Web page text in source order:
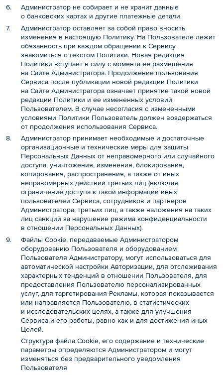
Администратор не собирает и не хранит данные
о банковских картах и другие платежные детали.
Администратор оставляет за собой право вносить
изменения в настоящую Политику. На Пользователе лежит
обязанность при каждом обращении к Сервису
знакомиться с текстом Политики. Новая редакция
Политики вступает в силу с момента ее размещения
на Сайте Администратора. Продолжение пользования
Сервиса после публикации новой редакции Политики
на Сайте Администратора означает принятие такой новой
редакции Политики и ее измененных условий
Пользователем. В случае несогласия с измененными
условиями Политики Пользователь должен воздержаться
от продолжения использования Сервиса.
Администратор принимает необходимые и достаточные
организационные и технические меры для защиты
Персональных Данных от неправомерного или случайного
доступа, уничтожения, изменения, блокирования,
копирования, распространения, а также от иных
неправомерных действий третьих лиц (включая
ограничение доступа к такой информации иных
пользователей Сервиса, сотрудников и партнеров
Администратора, третьих лиц, а также наложения на таких
лиц санкций за нарушение режима конфиденциальности
в отношении Персональных Данных).
Файлы Cookie, передаваемые Администратором
оборудованию Пользователя и оборудованием
Пользователя Администратору, могут использоваться для
автоматической настройки Авторизации, для отслеживания
характерных тенденций в отношении Пользователя, для
предоставления Пользователю персонализированных
услуг, для таргетирования Рекламы, которая показывается
или направляется Пользователю, в статистических
и исследовательских целях, а также для улучшения
Сервиса и его работы, равно как и для достижения иных
Целей.
Структура файла Cookie, его содержание и технические
параметры определяются Администратором и могут
изменяться без предварительного уведомления
Пользователя